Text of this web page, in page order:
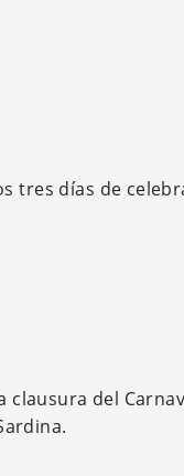
tres días de
del